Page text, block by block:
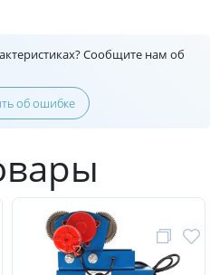
Сообщите нам об
об ошибке